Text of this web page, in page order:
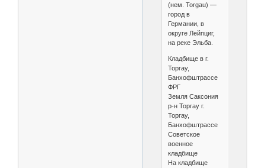
(нем. Torgau) —
город в
Германии, в
округе Лейпциг,
на реке Эльба.
Кладбище в г.
Торгау,
Банхофштрассе
ФРГ
Земля Саксония
р-н Торгау г.
Торгау,
Банхофштрассе
Советское
военное
кладбище
На кладбище